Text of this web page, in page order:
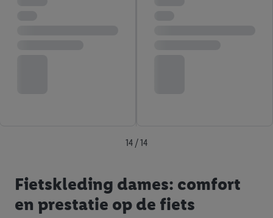
14 / 14
Fietskleding dames: comfort
en prestatie op de fiets